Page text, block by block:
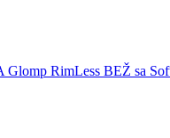
RimLess BEŽ sa